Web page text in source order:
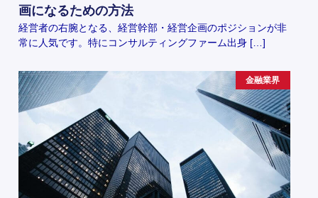
画になるための方法
経営者の右腕となる、経営幹部・経営企画のポジションが非
常に人気です。特にコンサルティングファーム出身 […]
金融業界